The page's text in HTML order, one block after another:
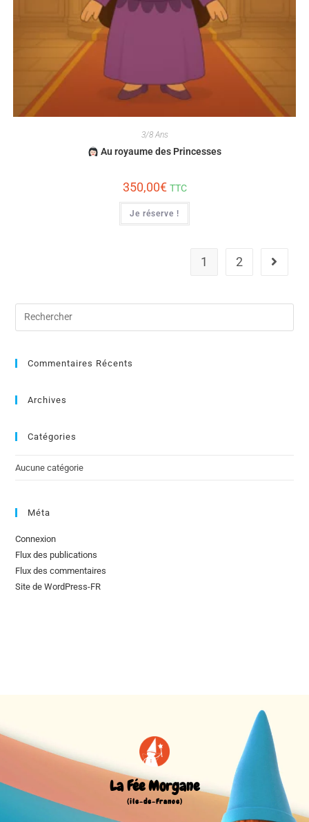
3/8 Ans
Au royaume des Princesses
350,00€ TTC
Je réserve !
1 2
Commentaires Récents
Archives
Catégories
Aucune catégorie
Méta
Connexion
Flux des publications
Flux des commentaires
Site de WordPress-FR
La Fée Morgane
(île-de-France)